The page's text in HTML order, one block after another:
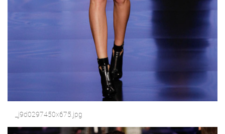
_j9d0297450x675.jpg